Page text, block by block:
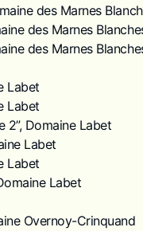
des Marnes
des Marnes
des Marnes
Labet
Labet
2”, Domaine Labet
Labet
Labet
Labet
Overnoy-Crinquand